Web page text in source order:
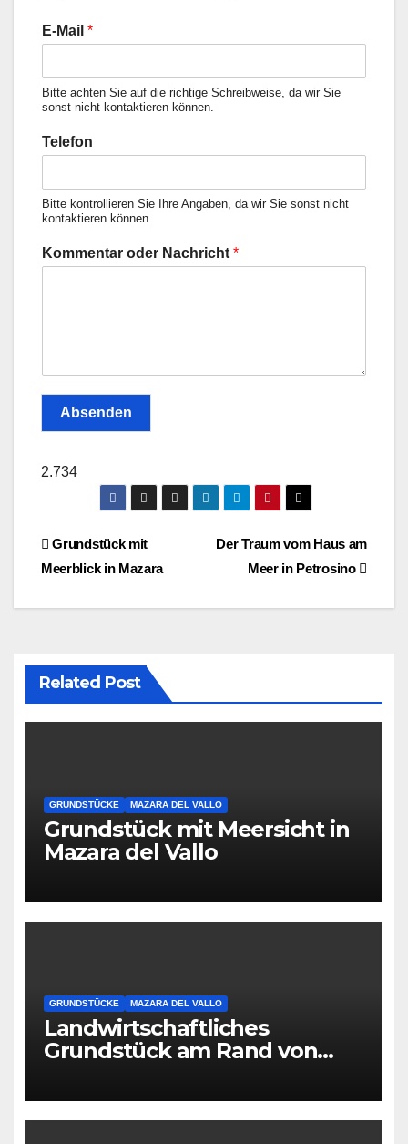
E-Mail *
Bitte achten Sie auf die richtige Schreibweise, da wir Sie
sonst nicht kontaktieren können.
Telefon
Bitte kontrollieren Sie Ihre Angaben, da wir Sie sonst nicht
kontaktieren können.
Kommentar oder Nachricht *
Absenden
2.734
Post
Der Traum vom Haus am
Meer in Petrosino
Grundstück mit
Meerblick in Mazara
Related Post
GRUNDSTÜCKE MAZARA DEL VALLO
Grundstück mit Meersicht in
Mazara del Vallo
GRUNDSTÜCKE MAZARA DEL VALLO
Landwirtschaftliches
Grundstück am Rand von